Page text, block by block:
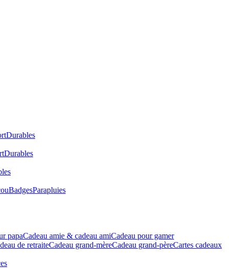
Durables
Durables
BadgesParapluies
papaCadeau amie & cadeau amiCadeau pour gamer
de retraiteCadeau grand-mèreCadeau grand-pèreCartes cadeaux